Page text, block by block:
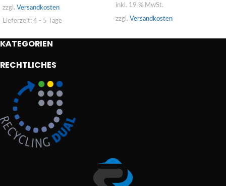
zzgl. Versandkosten
Lieferzeit: 4 - 5 Tage
inkl. 19 % MwSt.
zzgl. Versandkosten
KATEGORIEN
RECHTLICHES